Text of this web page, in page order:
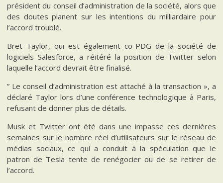
président du conseil d’administration de la société, alors que
des doutes planent sur les intentions du milliardaire pour
l’accord troublé.
Bret Taylor, qui est également co-PDG de la société de
logiciels Salesforce, a réitéré la position de Twitter selon
laquelle l’accord devrait être finalisé.
” Le conseil d’administration est attaché à la transaction », a
déclaré Taylor lors d’une conférence technologique à Paris,
refusant de donner plus de détails.
Musk et Twitter ont été dans une impasse ces dernières
semaines sur le nombre réel d’utilisateurs sur le réseau de
médias sociaux, ce qui a conduit à la spéculation que le
patron de Tesla tente de renégocier ou de se retirer de
l’accord.